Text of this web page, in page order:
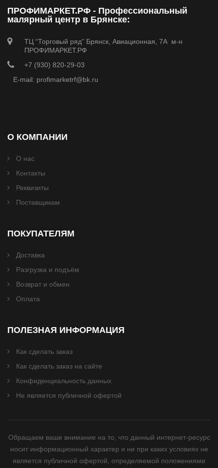
ПРОФИМАРКЕТ.РФ - Профессиональный
малярный центр в Брянске:
ТЦ “Торговый ряд” Брянск, Авиационная, 7А м-н
ПРОФИМАРКЕТ.РФ
+7 (930) 820-29-03
E-mail: profimarketrf@bk.ru
О КОМПАНИИ
О нас
Контакты
Реквизиты
Поставщикам
ПОКУПАТЕЛЯМ
Доставка
Разгрузка и подъём
Возврат и обмен
Оплата
ПОЛЕЗНАЯ ИНФОРМАЦИЯ
Как сделать заказ
Как сделать заказ на сайте
Конфиденциальность данных
Не является публичной офертой
Обращаем ваше внимание на то, что данный интернет-ресурс
носит информационный характер и ни при каких условиях не
является публичной офертой, определяемой положениями